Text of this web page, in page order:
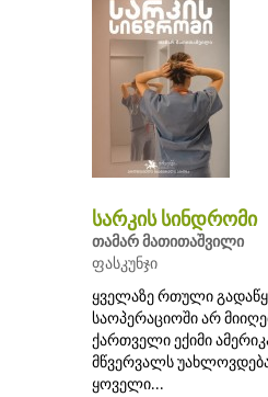
სარკის სინდრომი
თამარ მათითაშვილი
ფასკუნჯი
ყველაზე რთული
საოპერაციოში არ
ქართველი ექიმი
მწვერვალს
ყოველი...